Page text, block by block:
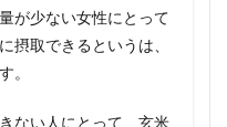
が少ない女性にとって
摂取できるというは、
。
ない人にとって、玄米